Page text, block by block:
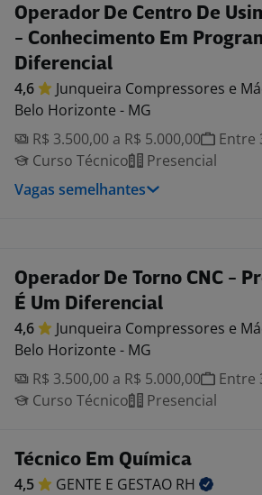
Operador De Centro De
- Conhecimento Em
Diferencial
4,6 Junqueira Compressores e
Belo Horizonte - MG
R$ 3.500,00 a R$ 5.000,00
Entre
Curso Técnico
Presencial
Vagas semelhantes
Operador De Torno CNC -
É Um Diferencial
4,6 Junqueira Compressores e
Belo Horizonte - MG
R$ 3.500,00 a R$ 5.000,00
Entre
Curso Técnico
Presencial
Técnico Em Química
4,5 GENTE E GESTAO RH